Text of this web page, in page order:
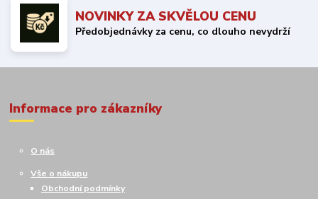
NOVINKY ZA SKVĚLOU CENU
Předobjednávky za cenu, co dlouho nevydrží
Informace pro zákazníky
O nás
Vše o nákupu
Obchodní podmínky